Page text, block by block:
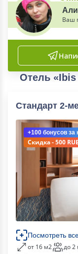
Ваш
Отель
Стандарт 2-
+100 бонусов за
Скидка - 500
Посмотреть
от 16 м2 до 2